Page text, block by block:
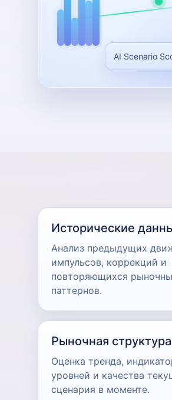
AI Scenario
Исторические
Анализ предыдущих
импульсов, коррекций и
повторяющихся
паттернов.
Рыночная структура
Оценка тренда,
уровней и качества
сценария в моменте.